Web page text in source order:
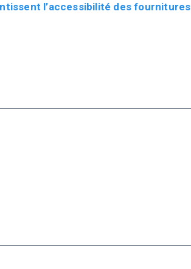
l’accessibilité des fournitures